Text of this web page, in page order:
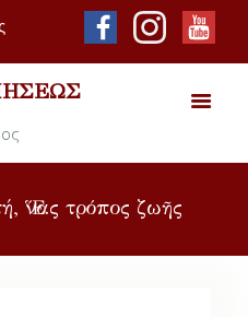
Ἕνας τρόπος ζωῆς